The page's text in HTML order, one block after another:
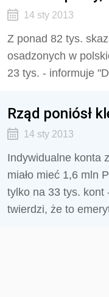
14 sty 2013
Z ponad 82 tys.
osadzonych w
23 tys. - informuje
Rząd poniósł
14 sty 2013
Indywidualne konta
miało mieć 1,6 mln
tylko na 33 tys. kont
twierdzi, że to